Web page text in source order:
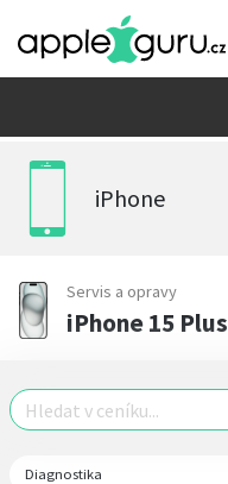
iPhone
Servis a opravy
iPhone 15 Plus
Diagnostika